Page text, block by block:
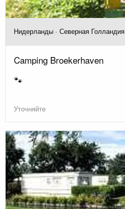
Нидерланды · Северная Голландия
Camping Broekerhaven
🐾
Уточняйте